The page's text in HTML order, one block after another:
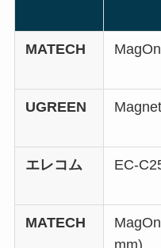
MATECH
UGREEN
エレコム EC-
MATECH
mm)